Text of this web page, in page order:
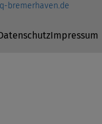
bremerhaven.de
Impressum